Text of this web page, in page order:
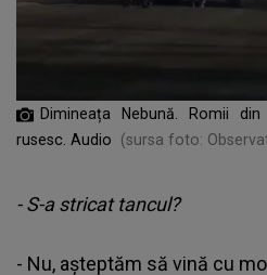
Dimineața Nebună. Romii
rusesc. Audio
(sursa foto:
- S-a stricat tancul?
- Nu, aşteptăm să vină cu